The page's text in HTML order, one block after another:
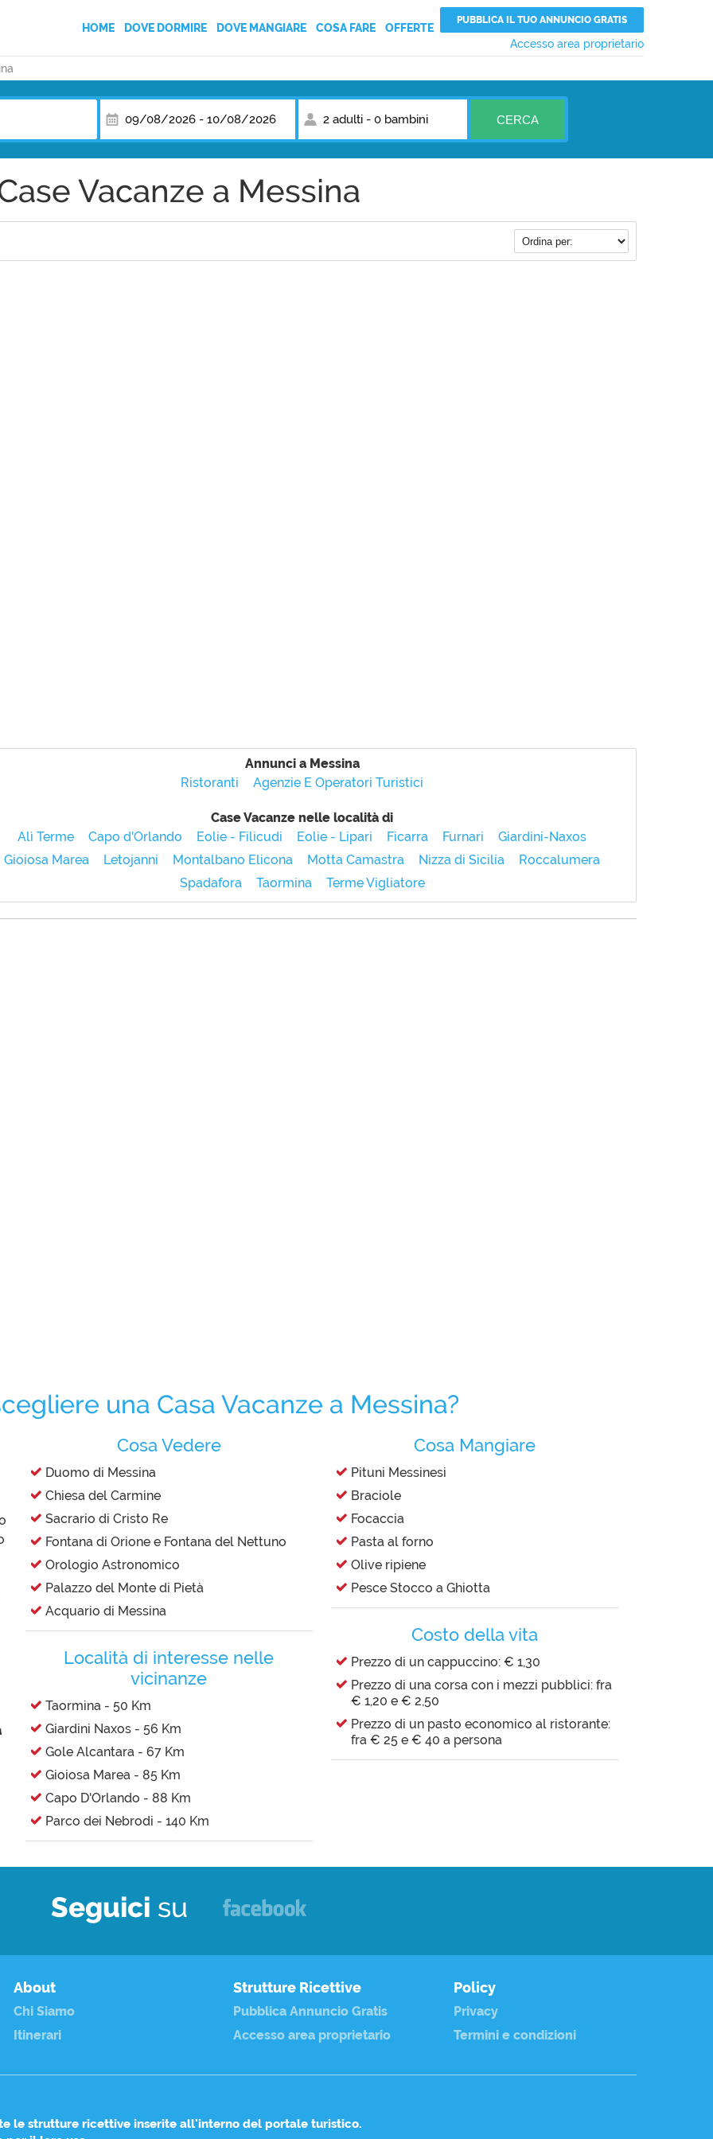
HOME DOVE DORMIRE
CASE VACANZA
HOTEL
DOVE MANGIARE COSA FARE
OFFERTE
Accesso area proprietario
PUBBLICA IL TUO ANNUNCIO GRATIS
09/08/2026- 10/08/2026 2 adulti -0 bambini CERCA
Vacanze a Messina
Annunci a Messina
Ristoranti
Agenzie E Operatori Turistici
Case Vacanze nelle località di
Alì Terme
Capo d'Orlando Eolie - Filicudi Eolie - Lipari Ficarra Furnari
Giardini-Naxos
Gioiosa Marea
Letojanni Montalbano Elicona Motta Camastra Nizza di Sicilia
Roccalumera
Spadafora
Taormina Terme Vigliatore
una Casa Vacanze a Messina?
Cosa Vedere
Duomo di Messina
Chiesa del Carmine
Sacrario di Cristo Re
Fontana di Orione e Fontana del Nettuno
Orologio Astronomico
Palazzo del Monte di Pietà
Acquario di Messina
Località di interesse nelle
vicinanze
Taormina - 50 Km
Giardini Naxos - 56 Km
Gole Alcantara - 67 Km
Gioiosa Marea - 85 Km
Capo D'Orlando - 88 Km
Parco dei Nebrodi - 140 Km
Cosa Mangiare
Pituni Messinesi
Braciole
Focaccia
Pasta al forno
Olive ripiene
Pesce Stocco a Ghiotta
Costo della vita
Prezzo di un cappuccino: € 1,30
Prezzo di una corsa con i mezzi pubblici: fra
€ 1,20 e € 2,50
Prezzo di un pasto economico al ristorante:
fra € 25 e € 40 a persona
Seguici su
About
Chi Siamo
Itinerari
Strutture Ricettive
Pubblica Annuncio Gratis
Accesso area proprietario
Policy
Privacy
Termini e condizioni
le strutture ricettive inserite all'interno del portale turistico.